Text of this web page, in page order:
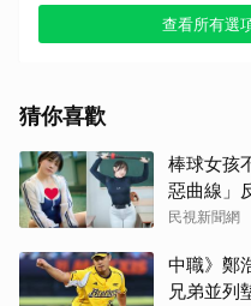
其他（歡迎貼文分享
查看所有選
猜你喜歡
棒球女孩
惡曲線」
民視新聞網
中職》鄭
兄弟並列